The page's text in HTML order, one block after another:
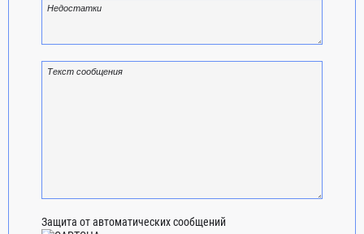
Защита от автоматических сообщений